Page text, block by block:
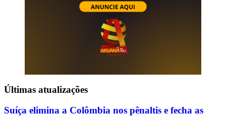
Últimas atualizações
Suíça elimina a Colômbia nos pênaltis e fecha as